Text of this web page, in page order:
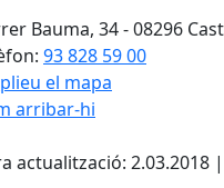
Bauma, 34 - 08296
93 828 59 00
el mapa
arribar-hi
actualització: 2.03.2018